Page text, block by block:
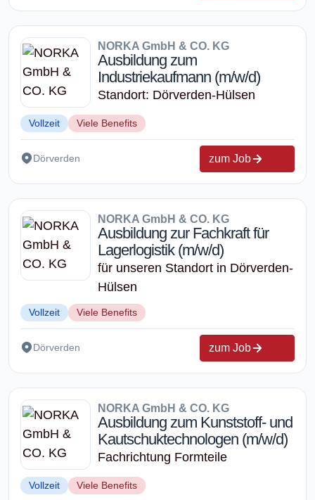
NORKA GmbH & CO. KG
Ausbildung zum
Industriekaufmann (m/w/d)
Standort: Dörverden-Hülsen
Vollzeit Viele Benefits
Dörverden zum Job
NORKA GmbH & CO. KG
Ausbildung zur Fachkraft für
Lagerlogistik (m/w/d)
für unseren Standort in Dörverden-
Hülsen
Vollzeit Viele Benefits
Dörverden zum Job
NORKA GmbH & CO. KG
Ausbildung zum Kunststoff- und
Kautschuktechnologen (m/w/d)
Fachrichtung Formteile
Vollzeit Viele Benefits